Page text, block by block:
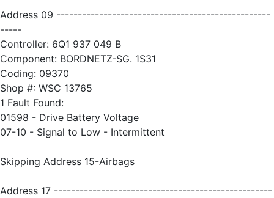
Address 09 --------------------------------------------------
-----
Controller: 6Q1 937 049 B
Component: BORDNETZ-SG. 1S31
Coding: 09370
Shop #: WSC 13765
1 Fault Found:
01598 - Drive Battery Voltage
07-10 - Signal to Low - Intermittent
Skipping Address 15-Airbags
Address 17 ---------------------------------------------------